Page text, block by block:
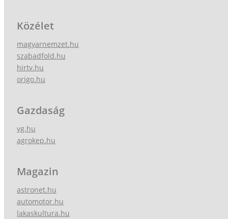
Közélet
magyarnemzet.hu
szabadfold.hu
hirtv.hu
origo.hu
Gazdaság
vg.hu
agrokep.hu
Magazin
astronet.hu
automotor.hu
lakaskultura.hu